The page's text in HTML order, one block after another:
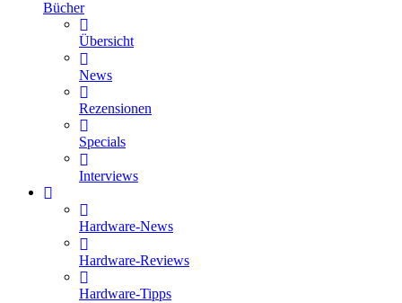
Bücher
Übersicht
News
Rezensionen
Specials
Interviews
Hardware-News
Hardware-Reviews
Hardware-Tipps